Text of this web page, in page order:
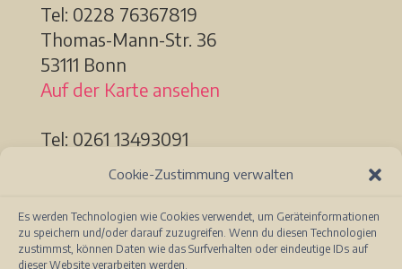
Cookie-Zustimmung verwalten
Es werden Technologien wie Cookies verwendet, um Geräteinformationen
zu speichern und/oder darauf zuzugreifen. Wenn du diesen Technologien
zustimmst, können Daten wie das Surfverhalten oder eindeutige IDs auf
dieser Website verarbeiten werden.
Tel: 0228 76367819
Thomas-Mann-Str. 36
53111 Bonn
Auf der Karte ansehen
Tel: 0261 13493091
Auf der Karte ansehen